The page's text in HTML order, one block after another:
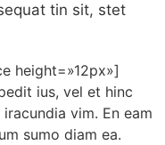
tin sit, stet
height=»12px»]
ius, vel et hinc
vim. En eam
sumo diam ea.